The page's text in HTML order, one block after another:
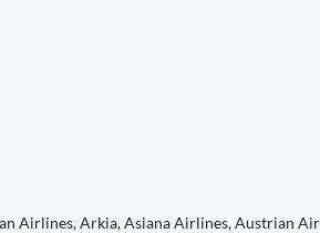
Airlines, Arkia, Asiana Airlines, Austrian